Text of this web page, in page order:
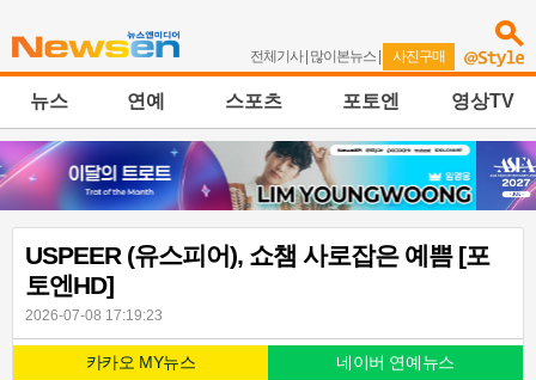
전체기사| 많이본뉴스 | 사진구매
뉴스 연예 스포츠 포토엔 영상TV
USPEER (유스피어), 쇼챔 사로잡은 예쁨 [포
토엔HD]
2026-07-08 17:19:23
카카오 MY뉴스 네이버 연예뉴스